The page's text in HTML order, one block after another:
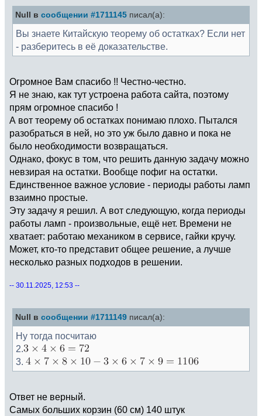
Null в сообщении #1711145 писал(а):
Вы знаете Китайскую теорему об остатках? Если нет
- разберитесь в её доказательстве.
Огромное Вам спасибо !! Честно-честно.
Я не знаю, как тут устроена работа сайта, поэтому
прям огромное спасибо !
А вот теорему об остатках понимаю плохо. Пытался
разобраться в ней, но это уж было давно и пока не
было необходимости возвращаться.
Однако, фокус в том, что решить данную задачу можно
невзирая на остатки. Вообще пофиг на остатки.
Единственное важное условие - периоды работы ламп
взаимно простые.
Эту задачу я решил. А вот следующую, когда периоды
работы ламп - произвольные, ещё нет. Времени не
хватает: работаю механиком в сервисе, гайки кручу.
Может, кто-то представит общее решение, а лучше
несколько разных подходов в решении.
-- 30.11.2025, 12:53 --
Null в сообщении #1711149 писал(а):
Ну тогда посчитаю
2.
3.
Ответ не верный.
Самых больших корзин (60 см) 140 штук